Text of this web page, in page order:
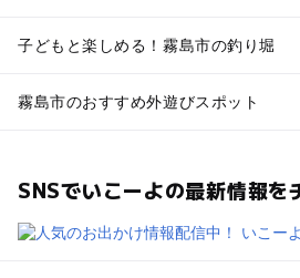
子どもと楽しめる！霧島市の釣り堀
霧島市のおすすめ外遊びスポット
SNSでいこーよの最新情報を